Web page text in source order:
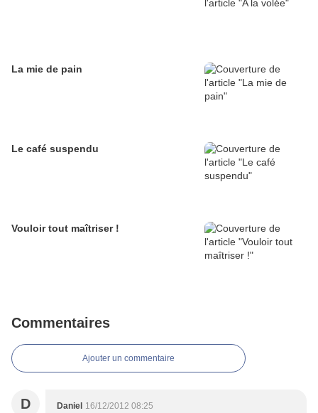
La mie de pain
Le café suspendu
Vouloir tout maîtriser !
Commentaires
Ajouter un commentaire
D Daniel 16/12/2012 08:25